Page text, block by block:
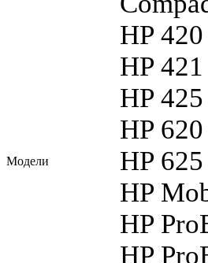
Модели
HP
HP
HP
HP
HP
HP
HP
HP